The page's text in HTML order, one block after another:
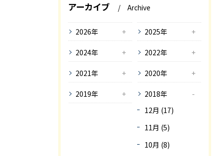
アーカイブ Archive
2026年 2025年
2024年 2022年
2021年 2020年
2019年
2018年
12月 (17)
11月 (5)
10月 (8)